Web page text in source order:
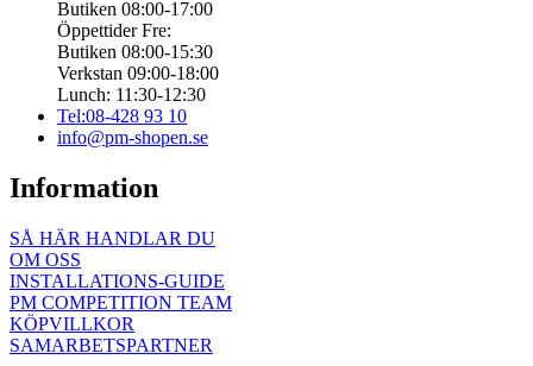
Butiken 08:00-17:00
Öppettider Fre:
Butiken 08:00-15:30
Verkstan 09:00-18:00
Lunch: 11:30-12:30
Tel:08-428 93 10
info@pm-shopen.se
Information
SÅ HÄR HANDLAR DU
OM OSS
INSTALLATIONS-GUIDE
PM COMPETITION TEAM
KÖPVILLKOR
SAMARBETSPARTNER